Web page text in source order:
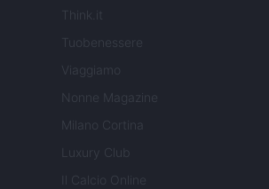
Think.it
Tuobenessere
Viaggiamo
Nonne Magazine
Milano Cortina
Luxury Club
Il Calcio Online